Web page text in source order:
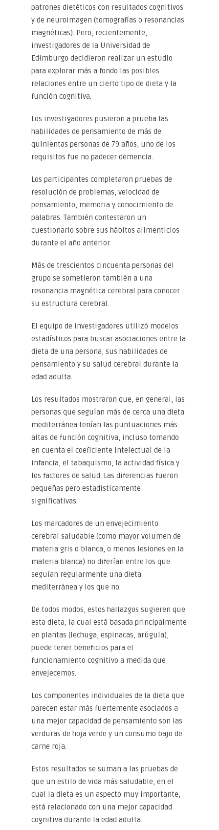
patrones dietéticos con resultados cognitivos
y de neuroimagen (tomografías o resonancias
magnéticas). Pero, recientemente,
investigadores de la Universidad de
Edimburgo decidieron realizar un estudio
para explorar más a fondo las posibles
relaciones entre un cierto tipo de dieta y la
función cognitiva.
Los investigadores pusieron a prueba las
habilidades de pensamiento de más de
quinientas personas de 79 años, uno de los
requisitos fue no padecer demencia.
Los participantes completaron pruebas de
resolución de problemas, velocidad de
pensamiento, memoria y conocimiento de
palabras. También contestaron un
cuestionario sobre sus hábitos alimenticios
durante el año anterior.
Más de trescientos cincuenta personas del
grupo se sometieron también a una
resonancia magnética cerebral para conocer
su estructura cerebral.
El equipo de investigadores utilizó modelos
estadísticos para buscar asociaciones entre la
dieta de una persona, sus habilidades de
pensamiento y su salud cerebral durante la
edad adulta.
Los resultados mostraron que, en general, las
personas que seguían más de cerca una dieta
mediterránea tenían las puntuaciones más
altas de función cognitiva, incluso tomando
en cuenta el coeficiente intelectual de la
infancia, el tabaquismo, la actividad física y
los factores de salud. Las diferencias fueron
pequeñas pero estadísticamente
significativas.
Los marcadores de un envejecimiento
cerebral saludable (como mayor volumen de
materia gris o blanca, o menos lesiones en la
materia blanca) no diferían entre los que
seguían regularmente una dieta
mediterránea y los que no.
De todos modos, estos hallazgos sugieren que
esta dieta, la cual está basada principalmente
en plantas (lechuga, espinacas, arúgula),
puede tener beneficios para el
funcionamiento cognitivo a medida que
envejecemos.
Los componentes individuales de la dieta que
parecen estar más fuertemente asociados a
una mejor capacidad de pensamiento son las
verduras de hoja verde y un consumo bajo de
carne roja.
Estos resultados se suman a las pruebas de
que un estilo de vida más saludable, en el
cual la dieta es un aspecto muy importante,
está relacionado con una mejor capacidad
cognitiva durante la edad adulta.